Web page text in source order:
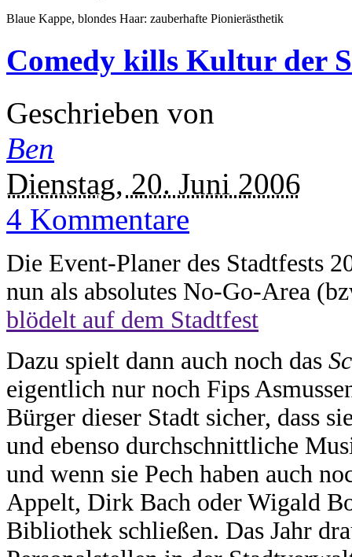
Blaue Kappe, blondes Haar: zauberhafte Pionierästhetik
Comedy kills Kultur der
Geschrieben von
Ben
Dienstag, 20. Juni 2006
4 Kommentare
Die Event-Planer des Stadtfests
nun als absolutes No-Go-Area
blödelt auf dem Stadtfest
Dazu spielt dann auch noch das
eigentlich nur noch Fips
Bürger dieser Stadt sicher, dass
und ebenso durchschnittliche
und wenn sie Pech haben auch
Appelt, Dirk Bach oder Wigald
Bibliothek schließen. Das Jahr